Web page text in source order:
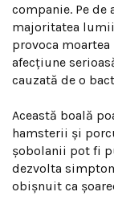
companie. Pe de
majoritatea
provoca moartea
afecțiune
cauzată de o
Această boală
hamsterii și
șobolanii pot fi
dezvolta
obișnuit ca